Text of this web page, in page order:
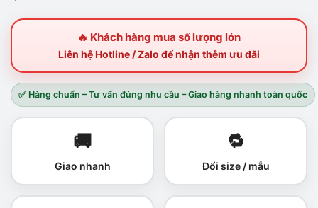
🔥 Khách hàng mua số lượng lớn
Liên hệ Hotline / Zalo để nhận thêm ưu đãi
✅ Hàng chuẩn – Tư vấn đúng nhu cầu – Giao hàng nhanh toàn quốc
🚚
Giao nhanh
🔁
Đổi size / mẫu